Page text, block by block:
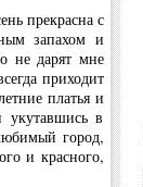
прекрасна с
запахом и
не дарят мне
приходит
платья и
в
город,
и красного,